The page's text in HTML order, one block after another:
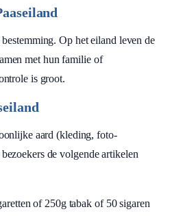
Op het eiland leven de
met hun familie of
is groot.
aard (kleding, foto-
de volgende artikelen
of 250g tabak of 50 sigaren